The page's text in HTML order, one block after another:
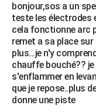
Essais
Réserver un essai
Citadines
Berlines
SUV
Forum auto
+HIGH-TECH
Mobiles
Meilleur smartphone
Internet
Ordinateurs
Jeux vidéo
Guide high-tech
+BRICOLAGE
Forum
Aménagement intérieur
Extérieur
Cuisine
Salle de bains
Jardinage
Rangement
WEEK-END
Guides de France
Escapades
Patrimoine
Expositions
Musées
Week-end nature
LIFESTYLE
Modes de vie
bonjour,sos a un
teste les électrodes
cela fonctionne arc
remet a sa place
plus...je n'y
chauffe bouché??
s'enflammer en
que je repose..plus
donne une piste